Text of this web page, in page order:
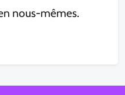
nous-mêmes.